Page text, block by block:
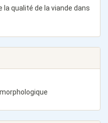
la qualité de la viande dans